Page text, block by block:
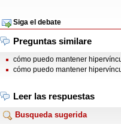
Siga el debate
Preguntas similare
cómo puedo mantener
cómo puedo mantener
Leer las respuestas
Busqueda sugerida